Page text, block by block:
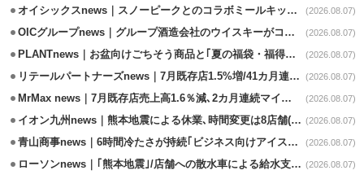
オイシックスnews｜スノーピークとのコラボミールキット8/13発売 (2026.08.07)
OICグループnews｜グループ酒造会社のウイスキーがコンペティション受賞 (2026.08.07)
PLANTnews｜お盆向けごちそう商品と｢夏の福袋・福得カート｣8/8から開催 (2026.08.07)
リテールパートナーズnews｜7月既存店1.5%増/41カ月連続増 (2026.08.07)
MrMax news｜7月既存店売上高1.6％減､2カ月連続マイナス (2026.08.07)
イオン九州news｜熊本地震による休業､時間変更は8店舗(8/7時点) (2026.08.07)
青山商事news｜6時間冷たさが持続｢ビジネス向けアイスベスト｣発売 (2026.08.07)
ローソンnews｜｢熊本地震｣/店舗への散水車による給水支援を開始 (2026.08.07)